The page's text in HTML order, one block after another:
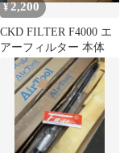
¥2,200
CKD FILTER F4000 エ
アーフィルター 本体